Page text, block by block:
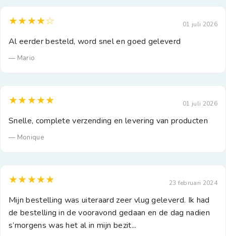
★★★★☆ 01 juli 2026
Al eerder besteld, word snel en goed geleverd
— Mario
★★★★★ 01 juli 2026
Snelle, complete verzending en levering van producten
— Monique
★★★★★ 23 februari 2024
Mijn bestelling was uiteraard zeer vlug geleverd. Ik had
de bestelling in de vooravond gedaan en de dag nadien
s’morgens was het al in mijn bezit...